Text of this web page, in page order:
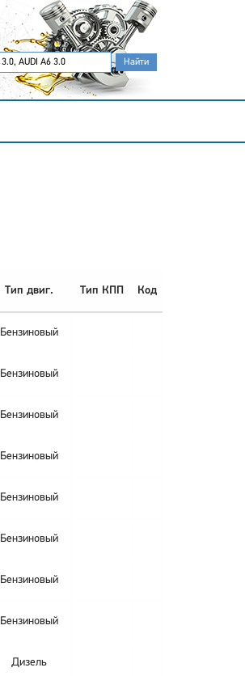
Тип двиг. Тип КПП Код
Бензиновый
Бензиновый
Бензиновый
Бензиновый
Бензиновый
Бензиновый
Бензиновый
Бензиновый
Дизель